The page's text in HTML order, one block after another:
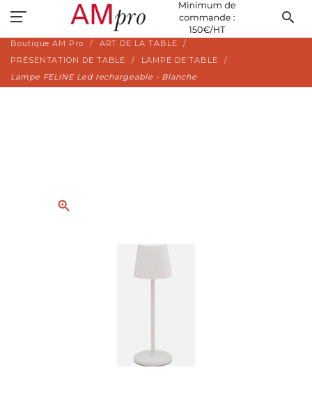
search
Boutique AM Pro
ART DE LA TABLE
PRÉSENTATION DE TABLE
LAMPE DE TABLE
Lampe FELINE Led rechargeable - Blanche
zoom_in